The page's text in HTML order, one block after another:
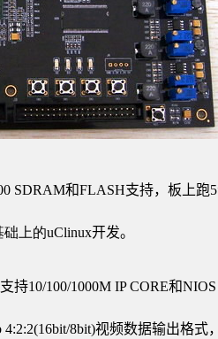
SDRAM和FLASH支持，板上跑5
上的uClinux开发。
持10/100/1000M IP CORE和
8bit)视频数据输出格式，